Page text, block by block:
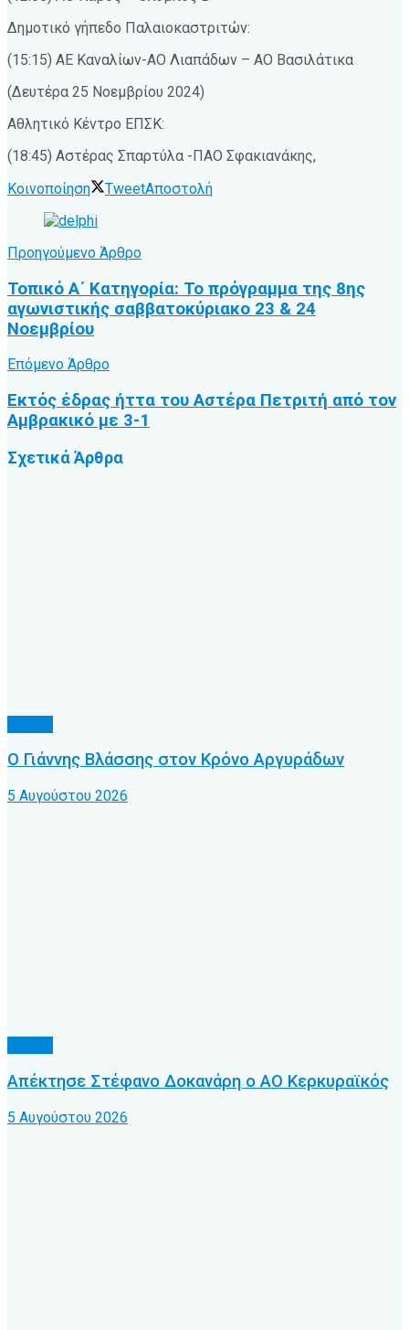
Δημοτικό γήπεδο Παλαιοκαστριτών:
(15:15) ΑΕ Καναλίων-ΑΟ Λιαπάδων – ΑΟ Βασιλάτικα
(Δευτέρα 25 Νοεμβρίου 2024)
Αθλητικό Κέντρο ΕΠΣΚ:
(18:45) Αστέρας Σπαρτύλα -ΠΑΟ Σφακιανάκης,
Κοινοποίηση
TweetΑποστολή
Προηγούμενο Άρθρο
Τοπικό Α΄ Κατηγορία: Το πρόγραμμα της 8ης
αγωνιστικής σαββατοκύριακο 23 & 24
Νοεμβρίου
Επόμενο Άρθρο
Εκτός έδρας ήττα του Αστέρα Πετριτή από τον
Αμβρακικό με 3-1
ΣχετικάΆρθρα
Ο Γιάννης Βλάσσης στον Κρόνο Αργυράδων
5 Αυγούστου 2026
Απέκτησε Στέφανο Δοκανάρη ο ΑΟ Κερκυραϊκός
5 Αυγούστου 2026